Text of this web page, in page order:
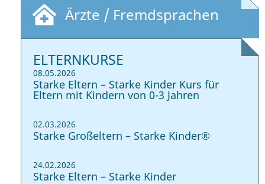
Ärzte / Fremdsprachen
ELTERNKURSE
08.05.2026
Starke Eltern – Starke Kinder Kurs für
Eltern mit Kindern von 0-3 Jahren
02.03.2026
Starke Großeltern – Starke Kinder®
24.02.2026
Starke Eltern – Starke Kinder